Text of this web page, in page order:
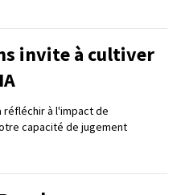
invite à cultiver
réfléchir à l'impact de
capacité de jugement